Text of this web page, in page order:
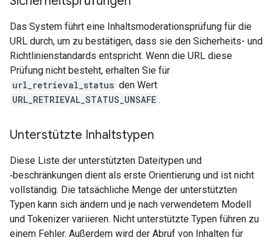
Das System führt eine Inhaltsmoderationsprüfung für die
URL durch, um zu bestätigen, dass sie den Sicherheits- und
Richtlinienstandards entspricht. Wenn die URL diese
Prüfung nicht besteht, erhalten Sie für
url_retrieval_status den Wert
URL_RETRIEVAL_STATUS_UNSAFE .
Unterstützte Inhaltstypen
Diese Liste der unterstützten Dateitypen und
‑beschränkungen dient als erste Orientierung und ist nicht
vollständig. Die tatsächliche Menge der unterstützten
Typen kann sich ändern und je nach verwendetem Modell
und Tokenizer variieren. Nicht unterstützte Typen führen zu
einem Fehler. Außerdem wird der Abruf von Inhalten für